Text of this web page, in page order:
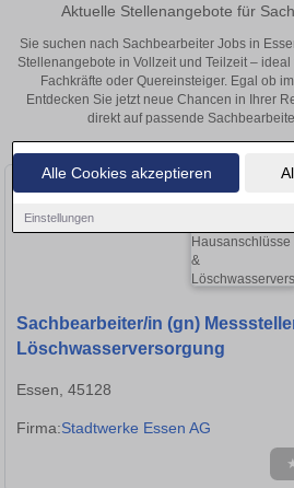
Alle Cookies akzeptieren
Einstellungen
Aktuelle Stellenangebote für
Sie suchen nach Sachbearbeiter Jobs in
Stellenangebote in Vollzeit und Teilzeit –
Fachkräfte oder Quereinsteiger. Egal ob
Entdecken Sie jetzt neue Chancen in Ihrer
direkt auf passende
Sachbearbeiter/in (gn)
Löschwasserversorgung
Essen, 45128
Firma:Stadtwerke Essen AG